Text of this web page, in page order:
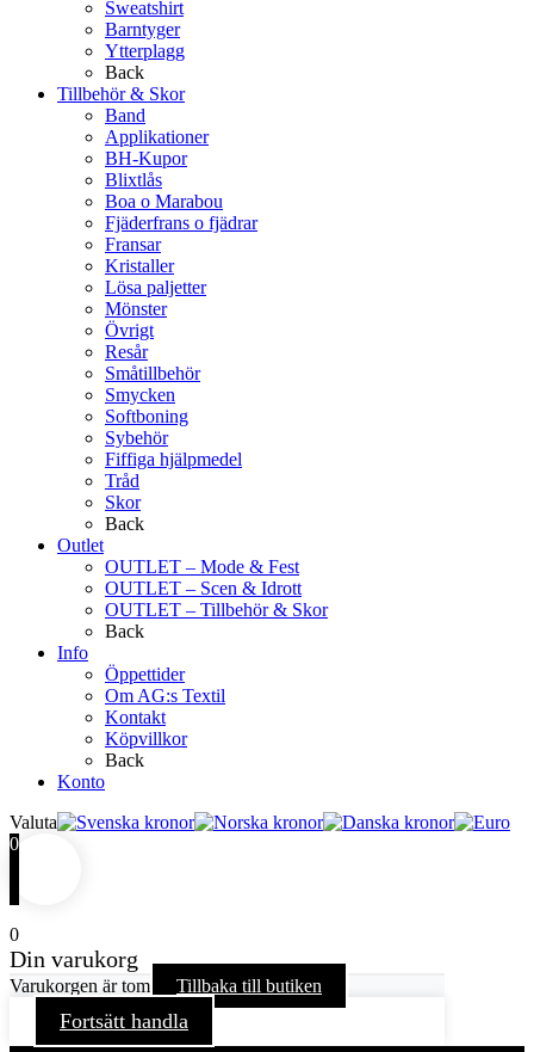
Sweatshirt
Barntyger
Ytterplagg
Back
Tillbehör & Skor
Band
Applikationer
BH-Kupor
Blixtlås
Boa o Marabou
Fjäderfrans o fjädrar
Fransar
Kristaller
Lösa paljetter
Mönster
Övrigt
Resår
Småtillbehör
Smycken
Softboning
Sybehör
Fiffiga hjälpmedel
Tråd
Skor
Back
Outlet
OUTLET – Mode & Fest
OUTLET – Scen & Idrott
OUTLET – Tillbehör & Skor
Back
Info
Öppettider
Om AG:s Textil
Kontakt
Köpvillkor
Back
Konto
Valuta
0
0
Din varukorg
Varukorgen är tom Tillbaka till butiken
Fortsätt handla